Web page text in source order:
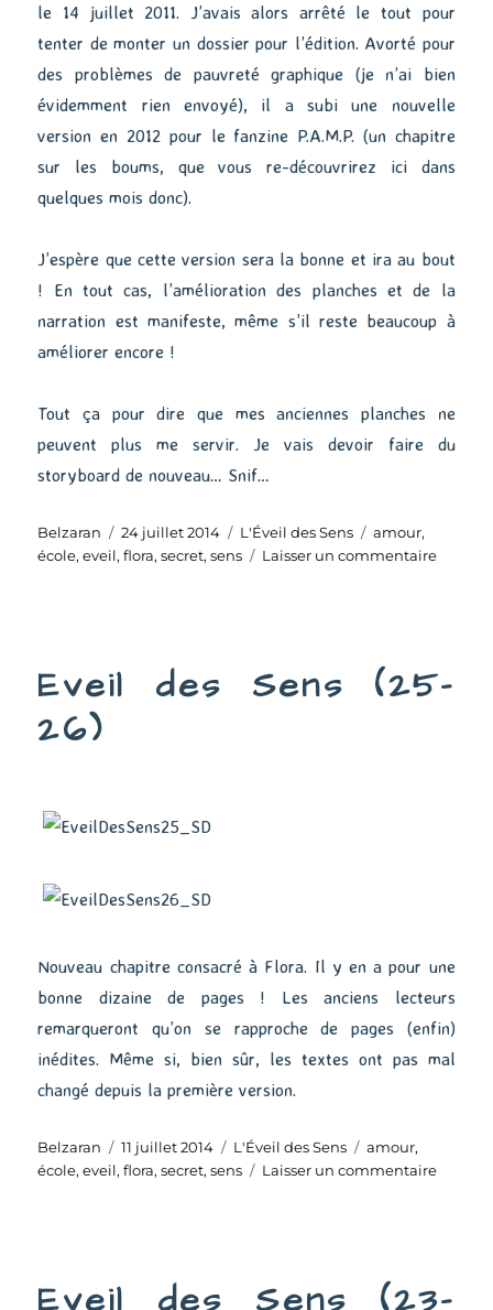
le 14 juillet 2011. J’avais alors arrêté le tout pour
tenter de monter un dossier pour l’édition. Avorté pour
des problèmes de pauvreté graphique (je n’ai bien
évidemment rien envoyé), il a subi une nouvelle
version en 2012 pour le fanzine P.A.M.P. (un chapitre
sur les boums, que vous re-découvrirez ici dans
quelques mois donc).
J’espère que cette version sera la bonne et ira au bout
! En tout cas, l’amélioration des planches et de la
narration est manifeste, même s’il reste beaucoup à
améliorer encore !
Tout ça pour dire que mes anciennes planches ne
peuvent plus me servir. Je vais devoir faire du
storyboard de nouveau… Snif…
Auteur
Belzaran
Publié
le
24 juillet 2014 Catégories
L'Éveil des Sens Étiquettes
amour,
école,eveil,flora,secret,sens Laisser un commentairesur
28)
Eveil des Sens (25-
26)
Nouveau chapitre consacré à Flora. Il y en a pour une
bonne dizaine de pages ! Les anciens lecteurs
remarqueront qu’on se rapproche de pages (enfin)
inédites. Même si, bien sûr, les textes ont pas mal
changé depuis la première version.
Auteur
Belzaran
Publié
le
11 juillet 2014 Catégories
L'Éveil des Sens Étiquettes
amour,
école,eveil,flora,secret,sens Laisser un commentairesur